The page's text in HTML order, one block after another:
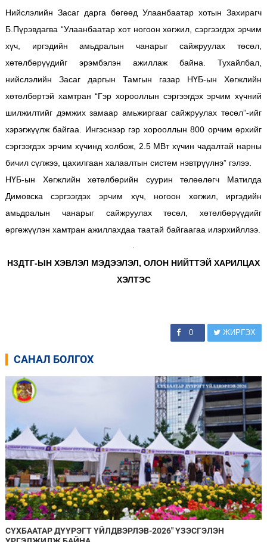
Нийслэлийн Засаг дарга бөгөөд Улаанбаатар хотын Захирагч
Б.Пүрэвдагва “Улаанбаатар хот ногоон хөгжил, сэргээгдэх эрчим
хүч, иргэдийн амьдралын чанарыг сайжруулах төсөл,
хөтөлбөрүүдийг эрэмбэлэн ажиллаж байна. Тухайлбал,
нийслэлийн Засаг даргын Тамгын газар НҮБ-ын Хөгжлийн
хөтөлбөртэй хамтран “Гэр хорооллын сэргээгдэх эрчим хүчний
шилжилтийг дэмжих замаар амьжиргааг сайжруулах төсөл”-ийг
хэрэгжүүлж байгаа. Ингэснээр гэр хорооллын 800 орчим өрхийг
сэргээгдэх эрчим хүчинд холбож, 2.5 МВт хүчин чадалтай нарны
бичил сүлжээ, цахилгаан халаалтын систем нэвтрүүлнэ” гэлээ.
НҮБ-ын Хөгжлийн хөтөлбөрийн суурин төлөөлөгч Матилда
Димовска сэргээгдэх эрчим хүч, ногоон хөгжил, иргэдийн
амьдралын чанарыг сайжруулах төсөл, хөтөлбөрүүдийг
өргөжүүлэн хамтран ажиллахдаа таатай байгаагаа илэрхийллээ.
НЗДТГ-ЫН ХЭВЛЭЛ МЭДЭЭЛЭЛ, ОЛОН НИЙТТЭЙ ХАРИЛЦАХ
ХЭЛТЭС
0 ЖИРГЭХ
САНАЛ БОЛГОХ
СҮХБААТАР ДҮҮРЭГТ ҮЙЛДВЭРЛЭВ-2026" ҮЗЭСГЭЛЭН